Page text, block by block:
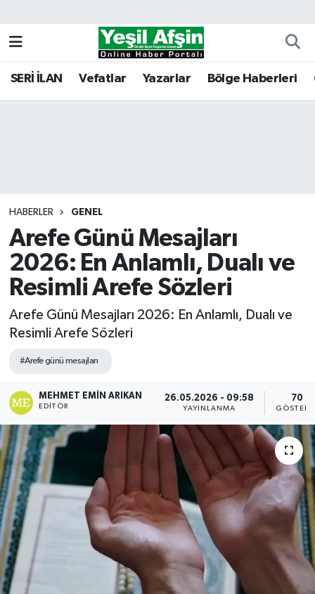
SERİ İLAN Vefatlar Yazarlar Bölge Haberleri
HABERLER GENEL
Arefe Günü Mesajları
2026: En Anlamlı, Dualı ve
Resimli Arefe Sözleri
Arefe Günü Mesajları 2026: En Anlamlı, Dualı ve
Resimli Arefe Sözleri
#Arefe günü mesajları
MEHMET EMIN ARIKAN
EDITÖR
26.05.2026 - 09:58
YAYINLANMA
70
Kahramanmaraş Nöbetçi Eczaneler
Tüm Manşetler
Son Dakika Haberleri